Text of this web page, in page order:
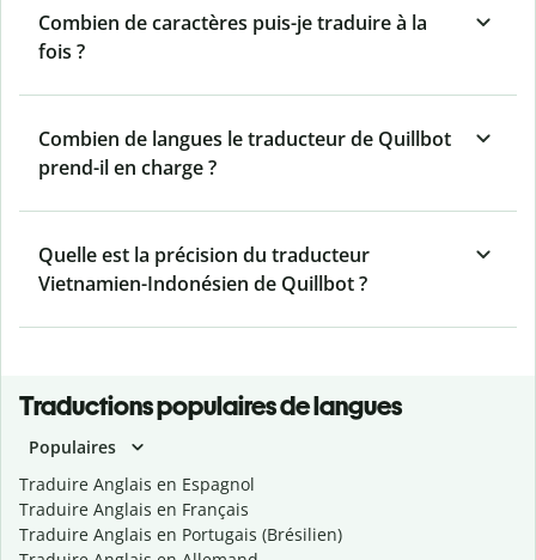
Combien de caractères puis-je traduire à la
fois ?
Combien de langues le traducteur de Quillbot
prend-il en charge ?
Quelle est la précision du traducteur
Vietnamien-Indonésien de Quillbot ?
Traductions populaires de langues
Populaires
Traduire Anglais en Espagnol
Traduire Anglais en Français
Traduire Anglais en Portugais (Brésilien)